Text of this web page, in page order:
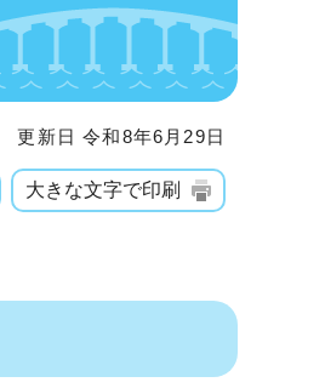
更新日 令和8年6月29日
大きな文字で印刷